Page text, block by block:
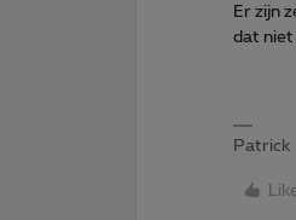
Er zijn
dat niet
Patrick